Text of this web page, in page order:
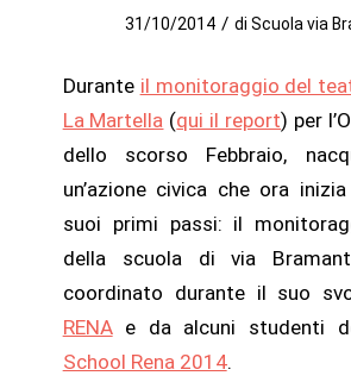
31/10/2014 / di Scuola via
Durante il monitoraggio del
La Martella (qui il report) per
dello scorso Febbraio,
un’azione civica che ora
suoi primi passi: il
della scuola di via
coordinato durante il suo
RENAe da alcuni studenti
School Rena 2014.